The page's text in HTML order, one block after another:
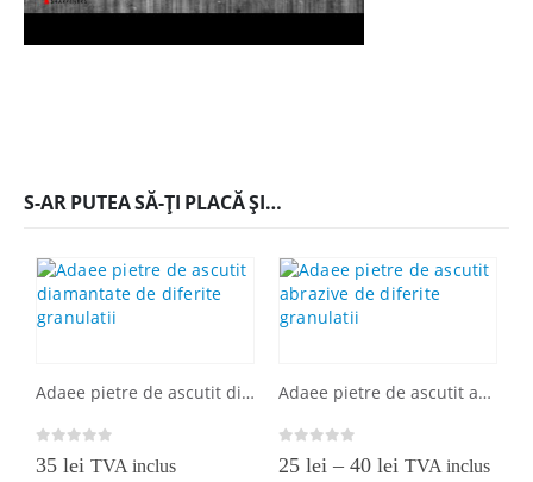
S-AR PUTEA SĂ-ȚI PLACĂ ȘI…
Adaee pietre de ascutit diamantate de diferite granulatii
35 lei TVA inclus
Adaee pietre de ascutit abrazive de diferite granulatii
25 lei – 40 lei Interval
TVA inclus